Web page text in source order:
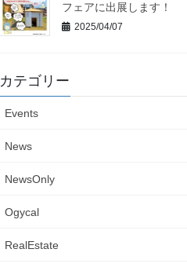
フェアに出展します！
2025/04/07
カテゴリー
Events
News
NewsOnly
Ogycal
RealEstate